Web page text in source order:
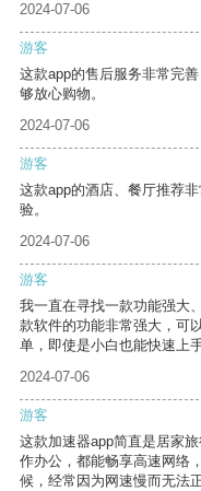
2024-07-06
游客
这款app的售后服务非常完
够放心购物。
2024-07-06
游客
这款app的酒店、餐厅推荐
验。
2024-07-06
游客
我一直在寻找一款功能强大
款软件的功能非常强大，可
单，即使是小白也能快速上手
2024-07-06
游客
这款加速器app简直是居家
作办公，都能畅享高速网络
候，经常因为网速慢而无法